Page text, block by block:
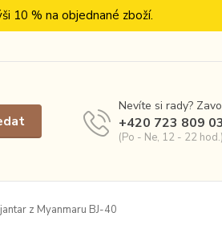
10 % na objednané zboží.
Nevíte si rady?
+420 723 809
(Po - Ne, 12 - 22 hod.)
z Myanmaru BJ-40